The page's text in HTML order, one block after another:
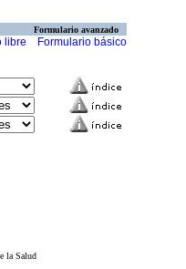
Formulario avanzado
libre Formulario básico
la Salud